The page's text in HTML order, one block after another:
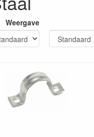
Weergave